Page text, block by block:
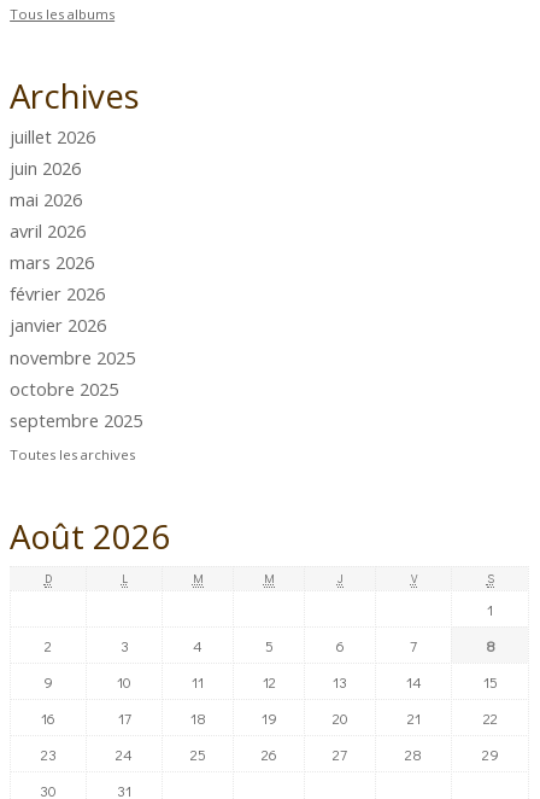
Tous les albums
Archives
juillet 2026
juin 2026
mai 2026
avril 2026
mars 2026
février 2026
janvier 2026
novembre 2025
octobre 2025
septembre 2025
Toutes les archives
Août 2026
D L M M J V S
1
2
3 4 5 6 7
8
9
10 11 12 13 14
15
16
17 18 19 20 21
22
23
24 25 26 27 28
29
30
31